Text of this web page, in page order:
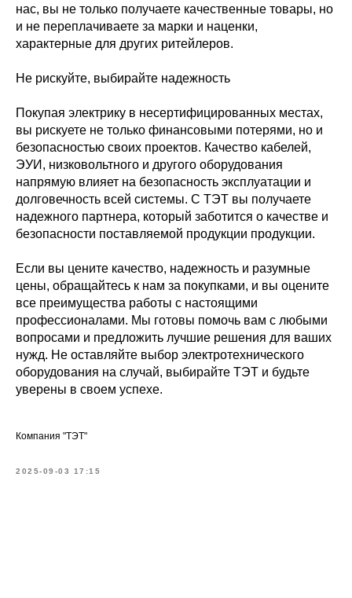
нас, вы не только получаете качественные товары, но
и не переплачиваете за марки и наценки,
характерные для других ритейлеров.
Не рискуйте, выбирайте надежность
Покупая электрику в несертифицированных местах,
вы рискуете не только финансовыми потерями, но и
безопасностью своих проектов. Качество кабелей,
ЭУИ, низковольтного и другого оборудования
напрямую влияет на безопасность эксплуатации и
долговечность всей системы. С ТЭТ вы получаете
надежного партнера, который заботится о качестве и
безопасности поставляемой продукции продукции.
Если вы цените качество, надежность и разумные
цены, обращайтесь к нам за покупками, и вы оцените
все преимущества работы с настоящими
профессионалами. Мы готовы помочь вам с любыми
вопросами и предложить лучшие решения для ваших
нужд. Не оставляйте выбор электротехнического
оборудования на случай, выбирайте ТЭТ и будьте
уверены в своем успехе.
Компания "ТЭТ"
2025-09-03 17:15